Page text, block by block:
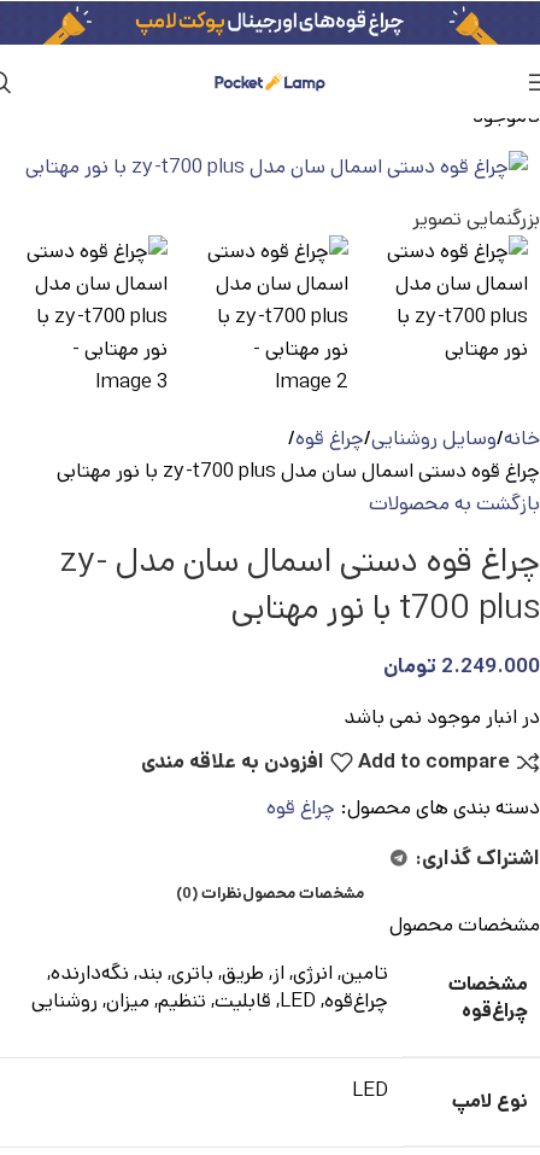
ناموجود
بزرگنمایی تصویر
خانه وسایل روشنایی چراغ قوه
چراغ قوه دستی اسمال سان مدل zy-t700 plus با نور مهتابی
بازگشت به محصولات
چراغ قوه دستی اسمال سان مدل zy-
t700 plus با نور مهتابی
2.249.000 تومان
در انبار موجود نمی باشد
Add to compare
افزودن به علاقه مندی
دسته بندی های محصول: چراغ قوه
اشتراک گذاری:
مشخصات محصولنظرات (0)
مشخصات محصول
مشخصات
چراغ‌قوه
تامین, انرژی, از, طریق, باتری, بند, نگه‌دارنده,
چراغ‌قوه, LED, قابلیت, تنظیم, میزان, روشنایی
نوع لامپ LED